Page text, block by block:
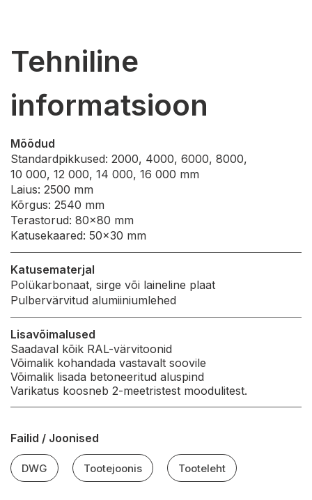
Tehniline
informatsioon
Mõõdud
Standardpikkused: 2000, 4000, 6000, 8000,
10 000, 12 000, 14 000, 16 000 mm
Laius: 2500 mm
Kõrgus: 2540 mm
Terastorud: 80×80 mm
Katusekaared: 50×30 mm
Katusematerjal
Polükarbonaat, sirge või laineline plaat
Pulbervärvitud alumiiniumlehed
Lisavõimalused
Saadaval kõik RAL-värvitoonid
Võimalik kohandada vastavalt soovile
Võimalik lisada betoneeritud aluspind
Varikatus koosneb 2-meetristest moodulitest.
Failid / Joonised
DWG Tootejoonis Tooteleht